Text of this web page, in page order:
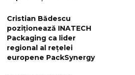
Cristian Bădescu
poziționează INATECH
Packaging ca lider
regional al rețelei
europene PackSynergy